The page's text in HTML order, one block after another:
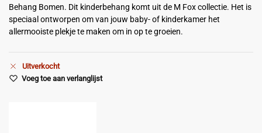
Behang Bomen. Dit kinderbehang komt uit de M Fox collectie. Het is
speciaal ontworpen om van jouw baby- of kinderkamer het
allermooiste plekje te maken om in op te groeien.
Uitverkocht
Voeg toe aan verlanglijst